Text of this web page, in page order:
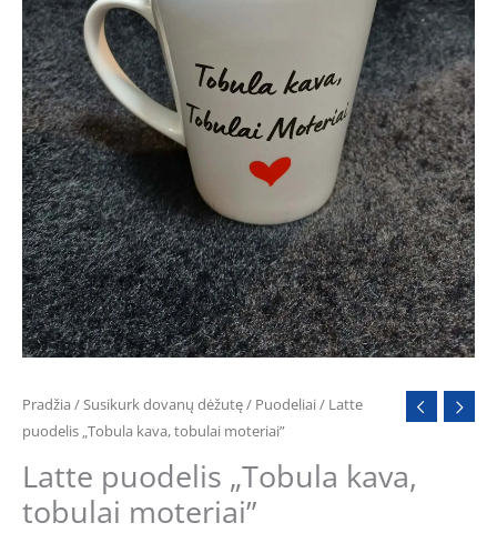
Pradžia / Susikurk dovanų dėžutę/ Puodeliai/ Latte
puodelis „Tobula kava, tobulai moteriai”
Latte puodelis „Tobula kava,
tobulai moteriai”